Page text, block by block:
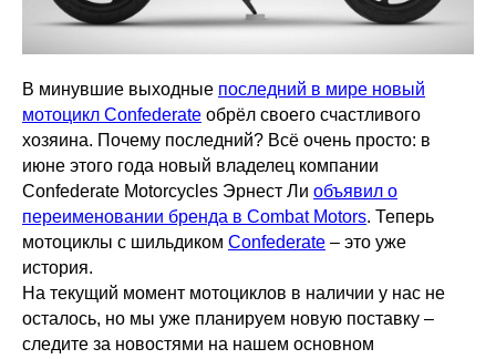
В минувшие выходные последний в мире новый
мотоцикл Confederate обрёл своего счастливого
хозяина. Почему последний? Всё очень просто: в
июне этого года новый владелец компании
Confederate Motorcycles Эрнест Ли объявил о
переименовании бренда в Combat Motors. Теперь
мотоциклы с шильдиком Confederate – это уже
история.
На текущий момент мотоциклов в наличии у нас не
осталось, но мы уже планируем новую поставку –
следите за новостями на нашем основном